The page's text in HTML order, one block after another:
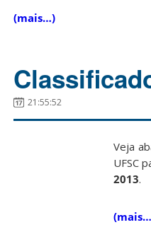
(mais…)
21:55:52
Veja
UFSC
2013.